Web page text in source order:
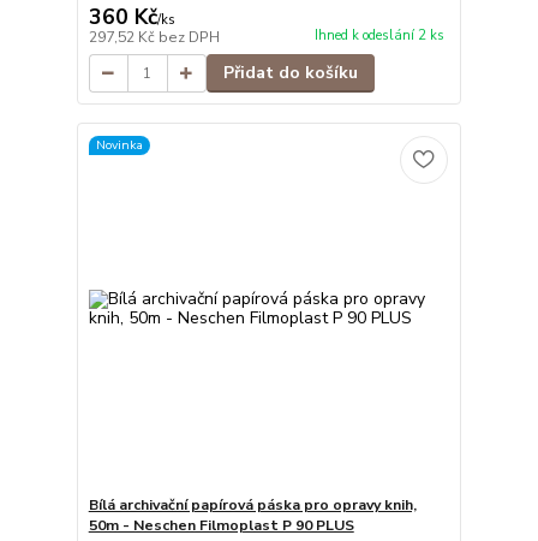
360 Kč/ks
297,52 Kč bez DPH Ihned k odeslání 2 ks
Přidat do košíku
Novinka
Bílá archivační papírová páska pro opravy knih,
50m - Neschen Filmoplast P 90 PLUS